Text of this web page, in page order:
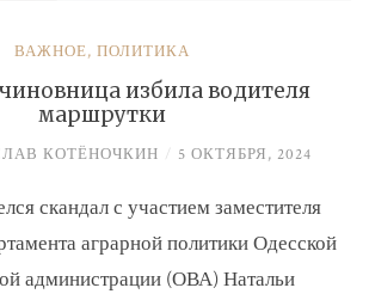
ВАЖНОЕ, ПОЛИТИКА
избила водителя
маршрутки
КОТЁНОЧКИН / 5 ОКТЯБРЯ, 2024
скандал с участием заместителя
аграрной политики Одесской
администрации (ОВА) Натальи